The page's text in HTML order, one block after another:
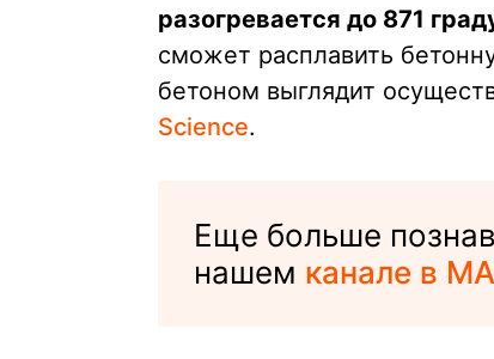
разогревается до 871
сможет расплавить
бетоном выглядит
Science.
Еще больше
нашем канале в